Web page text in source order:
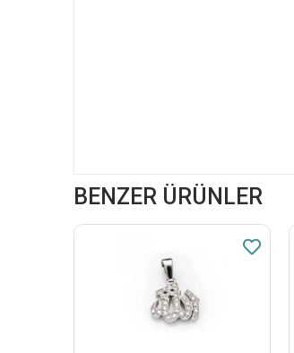
BENZER ÜRÜNLER